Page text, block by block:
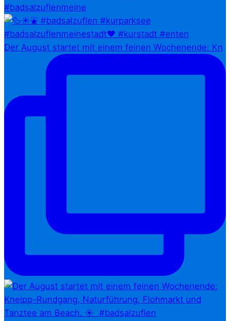
#badsalzuflenmeine
Der August startet mit einem feinen Wochenende: Kn